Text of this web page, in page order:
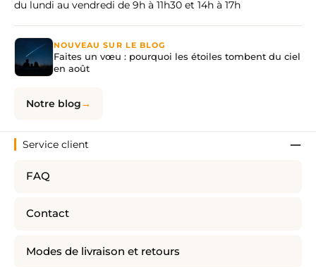
du lundi au vendredi de 9h à 11h30 et 14h à 17h
NOUVEAU SUR LE BLOG
Faites un vœu : pourquoi les étoiles tombent du ciel
en août
Notre blog
Service client
FAQ
Contact
Modes de livraison et retours